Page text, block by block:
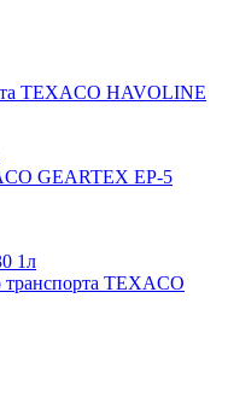
TEXACO HAVOLINE
GEARTEX EP-5
транспорта TEXACO